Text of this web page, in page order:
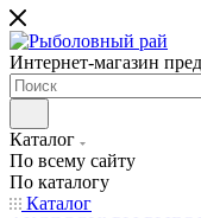
Интернет-магазин
Каталог
По всему сайту
По каталогу
Каталог